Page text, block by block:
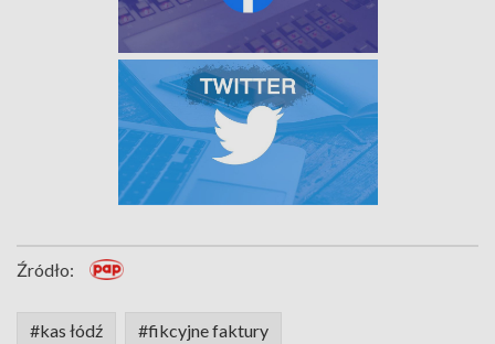
Źródło:
#kas łódź #fikcyjne faktury